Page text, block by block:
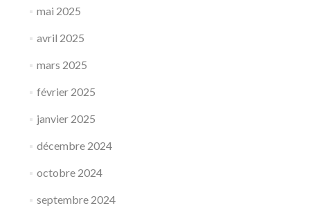
mai 2025
avril 2025
mars 2025
février 2025
janvier 2025
décembre 2024
octobre 2024
septembre 2024